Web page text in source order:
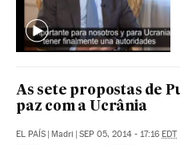
As sete propostas de
paz com a Ucrânia
EL PAÍS | Madri | SEP 05, 2014 - 17:16 EDT